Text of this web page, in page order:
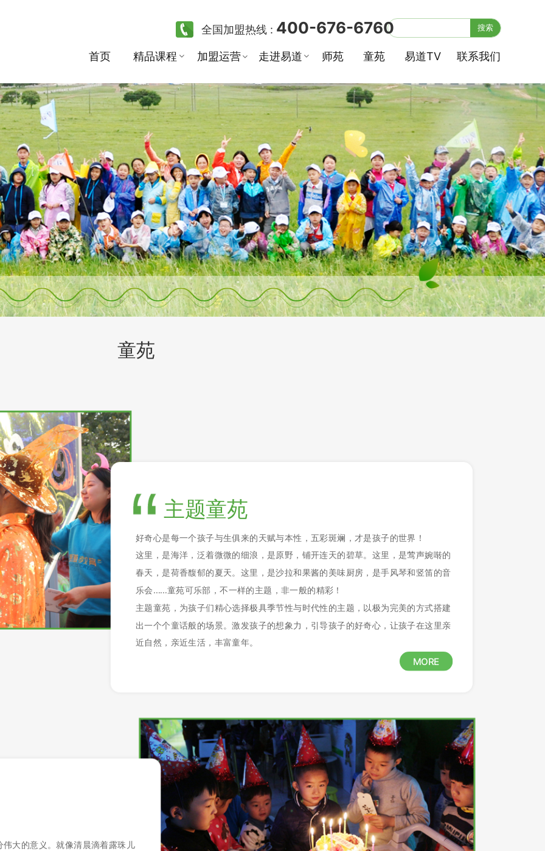
首页 精品课程 加盟运营 走进易道 师苑 童苑 易道TV 联系我们
搜索
全国加盟热线 : 400-676-6760
童苑
好奇心是每一个孩子与生俱来的天赋与本性，五彩斑斓，才是孩子的世界！
这里，是海洋，泛着微微的细浪，是原野，铺开连天的碧草。这里，是莺声婉啭的
春天，是荷香馥郁的夏天。这里，是沙拉和果酱的美味厨房，是手风琴和竖笛的音
乐会……童苑可乐部，不一样的主题，非一般的精彩！
主题童苑，为孩子们精心选择极具季节性与时代性的主题，以极为完美的方式搭建
出一个个童话般的场景。激发孩子的想象力，引导孩子的好奇心，让孩子在这里亲
近自然，亲近生活，丰富童年。
大的意义。就像清晨滴着露珠儿
主题童苑
MORE